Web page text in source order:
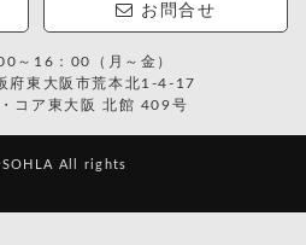
お問合せ
～16：00（月～金）
府東大阪市荒本北1-4-17
コア東大阪 北館 409号
All rights